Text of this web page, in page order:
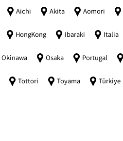
Aichi Akita Aomori
HongKong Ibaraki Italia
Okinawa Osaka Portugal
Tottori Toyama Türkiye